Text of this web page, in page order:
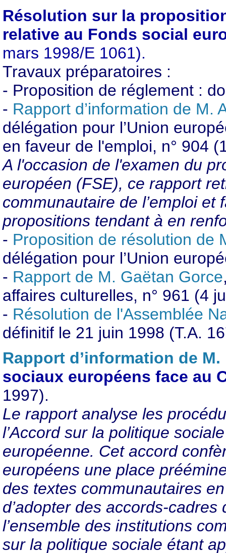
Résolution sur la
relative au Fonds social
mars 1998/E 1061).
Travaux préparatoires :
- Proposition de réglement :
- Rapport d’information de M.
délégation pour l’Union
en faveur de l'emploi, n° 904
A l'occasion de l'examen du
européen (FSE), ce rapport
communautaire de l’emploi et
propositions tendant à en
- Proposition de résolution de
délégation pour l’Union
- Rapport de M. Gaëtan Gorce
affaires culturelles, n° 961 (4
- Résolution de l'Assemblée
définitif le 21 juin 1998 (T.A.
Rapport d’information de
sociaux européens face au
1997).
Le rapport analyse les
l’Accord sur la politique
européenne. Cet accord
européens une place
des textes communautaires
d’adopter des accords-
l’ensemble des institutions
sur la politique sociale étant